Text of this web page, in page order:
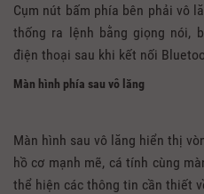
Cụm nút bấm phía bên phải vô
thống ra lệnh bằng giọng nói,
điện thoại sau khi kết nối
Màn hình phía sau vô lăng
Màn hình sau vô lăng hiển thị
hồ cơ mạnh mẽ, cá tính cùng
thể hiện các thông tin cần thiết